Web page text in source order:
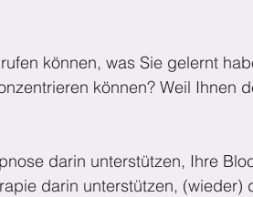
können, was Sie gelernt
können? Weil Ihnen
darin unterstützen, Ihre
darin unterstützen, (wieder)